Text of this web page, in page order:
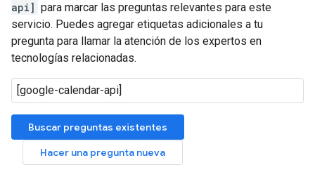
api] para marcar las preguntas relevantes para este
servicio. Puedes agregar etiquetas adicionales a tu
pregunta para llamar la atención de los expertos en
tecnologías relacionadas.
Buscar preguntas existentes
Hacer una pregunta nueva